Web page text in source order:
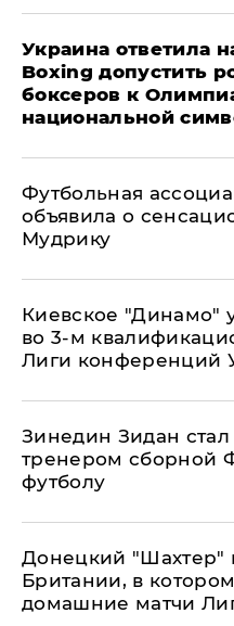
Украина ответила
Boxing допустить
боксеров к
национальной
Футбольная
объявила о
Мудрику
Киевское "Динамо"
во 3-м
Лиги конференций
Зинедин Зидан
тренером сборной
футболу
Донецкий "Шахтер"
Британии, в
домашние матчи